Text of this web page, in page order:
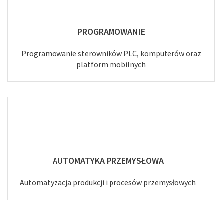
PROGRAMOWANIE
Programowanie sterowników PLC, komputerów oraz
platform mobilnych
AUTOMATYKA PRZEMYSŁOWA
Automatyzacja produkcji i procesów przemysłowych